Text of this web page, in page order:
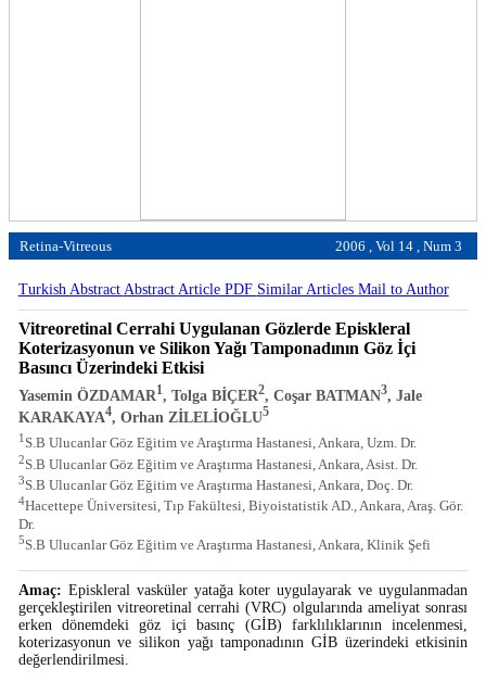
Retina-Vitreous 2006 , Vol 14 , Num 3
Turkish Abstract Abstract Article PDF Similar Articles Mail to Author
Vitreoretinal Cerrahi Uygulanan Gözlerde Episkleral
Koterizasyonun ve Silikon Yağı Tamponadının Göz İçi
Basıncı Üzerindeki Etkisi
Yasemin ÖZDAMAR1, Tolga BİÇER2, Coşar BATMAN3, Jale
KARAKAYA4, Orhan ZİLELİOĞLU5
1 S.B Ulucanlar Göz Eğitim ve Araştırma Hastanesi, Ankara, Uzm. Dr.
2S.B Ulucanlar Göz Eğitim ve Araştırma Hastanesi, Ankara, Asist. Dr.
3S.B Ulucanlar Göz Eğitim ve Araştırma Hastanesi, Ankara, Doç. Dr.
4Hacettepe Üniversitesi, Tıp Fakültesi, Biyoistatistik AD., Ankara, Araş. Gör.
Dr.
5S.B Ulucanlar Göz Eğitim ve Araştırma Hastanesi, Ankara, Klinik Şefi
Amaç: Episkleral vasküler yatağa koter uygulayarak ve uygulanmadan
gerçekleştirilen vitreoretinal cerrahi (VRC) olgularında ameliyat sonrası
erken dönemdeki göz içi basınç (GİB) farklılıklarının incelenmesi,
koterizasyonun ve silikon yağı tamponadının GİB üzerindeki etkisinin
değerlendirilmesi.